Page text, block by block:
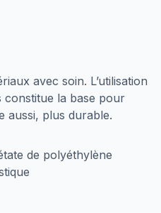
avec soin. L’utilisation
constitue la base pour
aussi, plus durable.
de polyéthylène